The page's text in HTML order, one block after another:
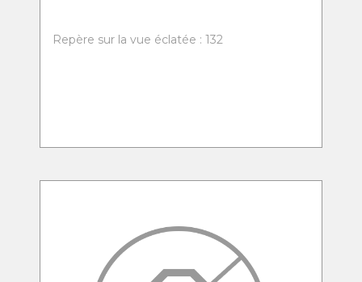
Repère sur la vue éclatée : 132